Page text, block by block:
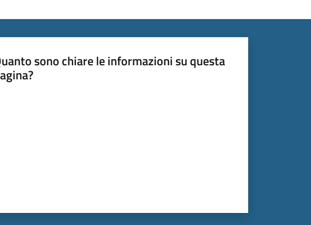
sono chiare le informazioni su questa